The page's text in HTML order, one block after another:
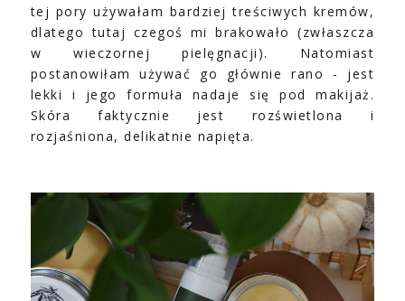
tej pory używałam bardziej treściwych kremów,
dlatego tutaj czegoś mi brakowało (zwłaszcza
w wieczornej pielęgnacji). Natomiast
postanowiłam używać go głównie rano - jest
lekki i jego formuła nadaje się pod makijaż.
Skóra faktycznie jest rozświetlona i
rozjaśniona, delikatnie napięta.